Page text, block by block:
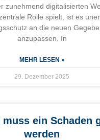
zunehmend digitalisierten
Rolle spielt, ist es
an die neuen
anzupassen. In
MEHR LESEN »
29. Dezember 2025
ein Schaden
werden